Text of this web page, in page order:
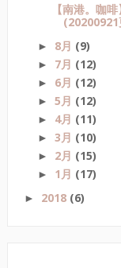
【南港。咖
(20200921
► 8月 (9)
► 7月 (12)
► 6月 (12)
► 5月 (12)
► 4月 (11)
► 3月 (10)
► 2月 (15)
► 1月 (17)
► 2018 (6)